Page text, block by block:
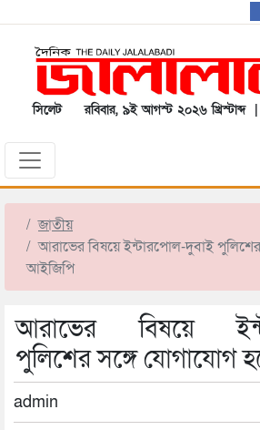
সিলেট রবিবার, ৯ই আগস্ট ২০২৬ খ্রিস্টাব্দ |
জাতীয়
আরাভের বিষয়ে ইন্টারপোল-দুবাই
আইজিপি
আরাভের বিষয়ে
পুলিশের সঙ্গে যোগাযোগ
admin